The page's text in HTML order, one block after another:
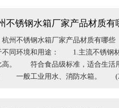
不锈钢水箱厂家产品材质有
不锈钢水箱厂家产品材质有哪些
不同环境和用途： 1.主流不锈
高。 符合食品级标准，适合生
一般工业用水、消防水箱。